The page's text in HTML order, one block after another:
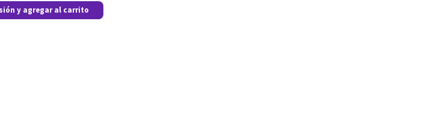
y agregar al carrito